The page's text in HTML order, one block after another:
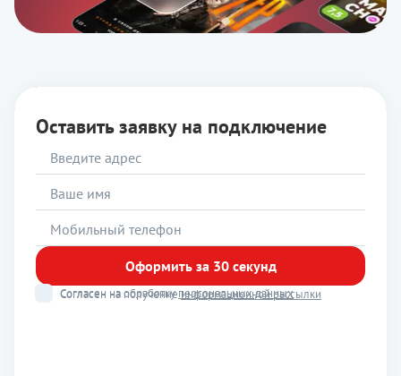
Оставить заявку на подключение
Оформить за 30 секунд
Согласен на обработкуперсональных данных
Согласен на получениеинформационной рассылки